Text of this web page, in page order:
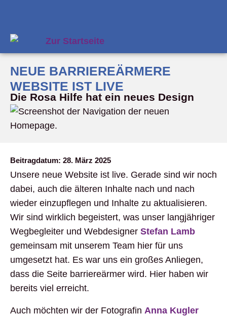
NEUE BARRIEREÄRMERE
WEBSITE IST LIVE
Die Rosa Hilfe hat ein neues Design
Beitragdatum: 28. März 2025
Unsere neue Website ist live. Gerade sind wir noch
dabei, auch die älteren Inhalte nach und nach
wieder einzupflegen und Inhalte zu aktualisieren.
Wir sind wirklich begeistert, was unser langjähriger
Wegbegleiter und Webdesigner Stefan Lamb
gemeinsam mit unserem Team hier für uns
umgesetzt hat. Es war uns ein großes Anliegen,
dass die Seite barriereärmer wird. Hier haben wir
bereits viel erreicht.
Auch möchten wir der Fotografin Anna Kugler